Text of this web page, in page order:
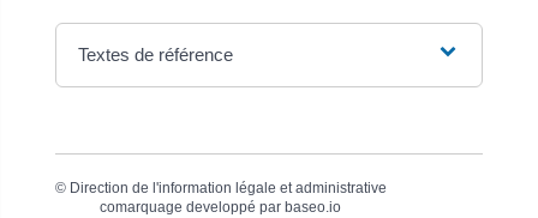
Textes de référence
© Direction de l'information légale et administrative
comarquage developpé par baseo.io